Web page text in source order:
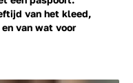
van het kleed,
van wat voor